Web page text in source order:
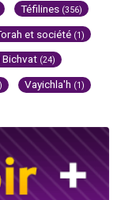
Téfilines (356)
et société (1)
Bichvat (24)
Vayichla'h (1)